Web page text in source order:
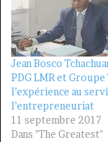
Jean Bosco
PDG LMR et Groupe
l’expérience au
l’entrepreneuriat
11 septembre 2017
Dans "The Greatest"